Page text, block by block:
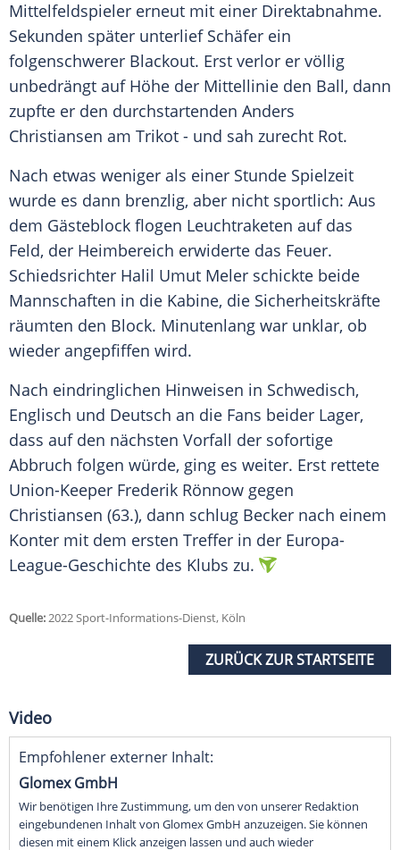
Mittelfeldspieler erneut mit einer Direktabnahme.
Sekunden später unterlief Schäfer ein
folgenschwerer Blackout. Erst verlor er völlig
unbedrängt auf Höhe der Mittellinie den Ball, dann
zupfte er den durchstartenden Anders
Christiansen am Trikot - und sah zurecht Rot.
Nach etwas weniger als einer Stunde Spielzeit
wurde es dann brenzlig, aber nicht sportlich: Aus
dem Gästeblock flogen Leuchtraketen auf das
Feld, der Heimbereich erwiderte das Feuer.
Schiedsrichter Halil Umut Meler schickte beide
Mannschaften in die Kabine, die Sicherheitskräfte
räumten den Block. Minutenlang war unklar, ob
wieder angepfiffen wird.
Nach eindringlichen Hinweisen in Schwedisch,
Englisch und Deutsch an die Fans beider Lager,
dass auf den nächsten Vorfall der sofortige
Abbruch folgen würde, ging es weiter. Erst rettete
Union-Keeper Frederik Rönnow gegen
Christiansen (63.), dann schlug Becker nach einem
Konter mit dem ersten Treffer in der Europa-
League-Geschichte des Klubs zu.
Quelle:2022 Sport-Informations-Dienst, Köln
ZURÜCK ZUR STARTSEITE
Video
Empfohlener externer Inhalt:
Glomex GmbH
Wir benötigen Ihre Zustimmung, um den von unserer Redaktion
eingebundenen Inhalt von Glomex GmbH anzuzeigen. Sie können
diesen mit einem Klick anzeigen lassen und auch wieder